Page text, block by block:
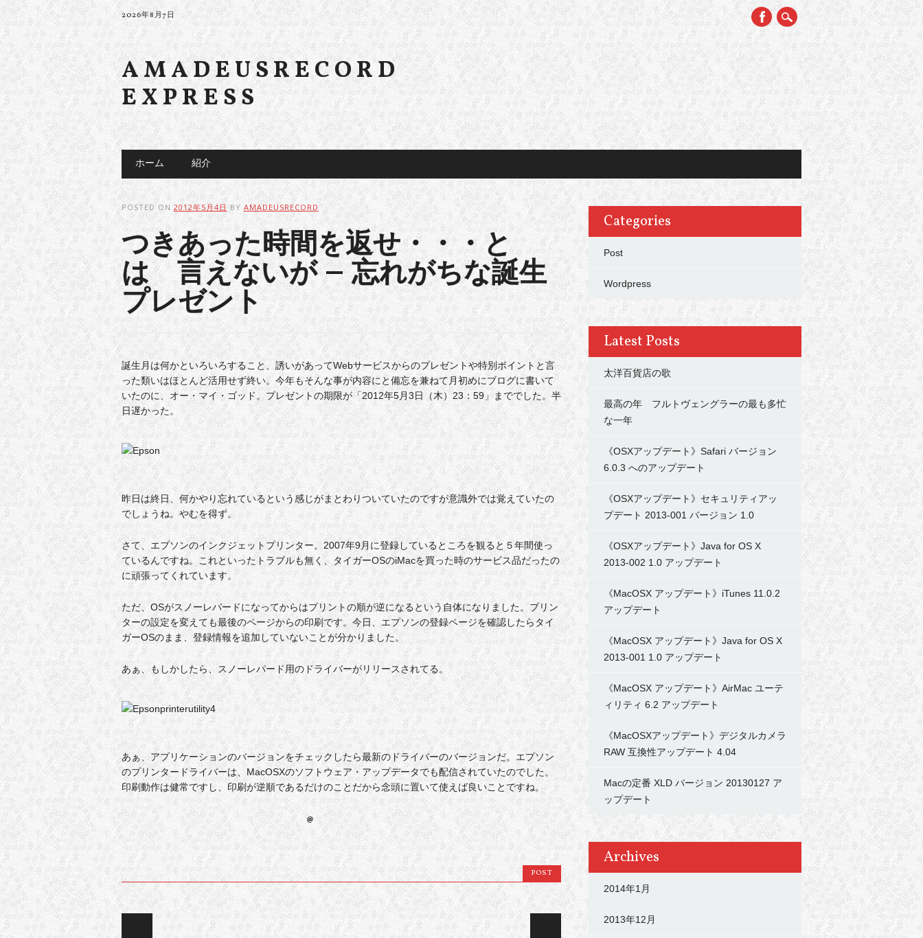
2026年8月7日
AMADEUSRECORD
EXPRESS
Main menu
Skip to content
ホーム 紹介
POSTED ON 2012年5月4日 BY AMADEUSRECORD
つきあった時間を返せ・・・と
は 言えないが – 忘れがちな誕生
プレゼント
誕生月は何かといろいろすること、誘いがあってWebサービスからのプレゼントや特別ポイントと言
った類いはほとんど活用せず終い。今年もそんな事が内容にと備忘を兼ねて月初めにブログに書いて
いたのに、オー・マイ・ゴッド。プレゼントの期限が「2012年5月3日（木）23：59」まででした。半
日遅かった。
昨日は終日、何かやり忘れているという感じがまとわりついていたのですが意識外では覚えていたの
でしょうね。やむを得ず。
さて、エプソンのインクジェットプリンター。2007年9月に登録しているところを観ると５年間使っ
ているんですね。これといったトラブルも無く、タイガーOSのiMacを買った時のサービス品だったの
に頑張ってくれています。
ただ、OSがスノーレパードになってからはプリントの順が逆になるという自体になりました。プリン
ターの設定を変えても最後のページからの印刷です。今日、エプソンの登録ページを確認したらタイ
ガーOSのまま、登録情報を追加していないことが分かりました。
あぁ、もしかしたら、スノーレパード用のドライバーがリリースされてる。
あぁ、アプリケーションのバージョンをチェックしたら最新のドライバーのバージョンだ。エプソン
のプリンタードライバーは、MacOSXのソフトウェア・アップデータでも配信されていたのでした。
印刷動作は健常ですし、印刷が逆順であるだけのことだから念頭に置いて使えば良いことですね。
POST
Post navigation
Categories
Post
Wordpress
Latest Posts
太洋百貨店の歌
最高の年 フルトヴェングラーの最も多忙
な一年
《OSXアップデート》Safari バージョン
6.0.3 へのアップデート
《OSXアップデート》セキュリティアッ
プデート 2013-001 バージョン 1.0
《OSXアップデート》Java for OS X
2013-002 1.0 アップデート
《MacOSX アップデート》iTunes 11.0.2
アップデート
《MacOSX アップデート》Java for OS X
2013-001 1.0 アップデート
《MacOSX アップデート》AirMac ユーテ
ィリティ 6.2 アップデート
《MacOSXアップデート》デジタルカメラ
RAW 互換性アップデート 4.04
Macの定番 XLD バージョン 20130127 ア
ップデート
Archives
2014年1月
2013年12月